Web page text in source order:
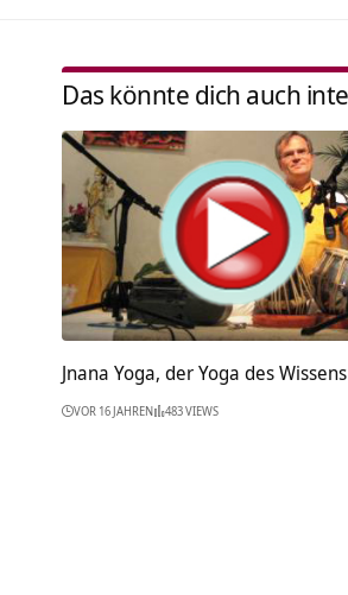
Das könnte dich auch
Jnana Yoga, der Yoga des Wissens
VOR 16 JAHREN 483 VIEWS